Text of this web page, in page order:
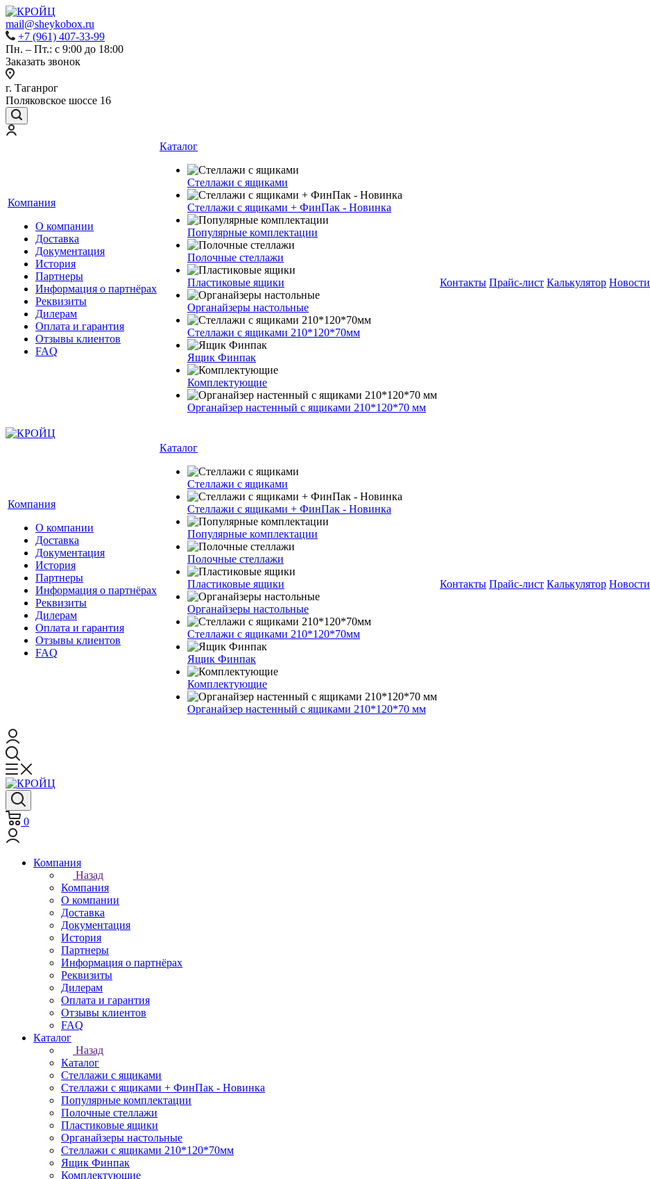
mail@sheykobox.ru
+7 (961) 407-33-99
Пн. – Пт.: с 9:00 до 18:00
Заказать звонок
г. Таганрог
Поляковское шоссе 16
Компания
О компании
Доставка
Документация
История
Партнеры
Информация о партнёрах
Реквизиты
Дилерам
Оплата и гарантия
Отзывы клиентов
FAQ
Каталог
Стеллажи с ящиками
Стеллажи с ящиками + ФинПак - Новинка
Популярные комплектации
Полочные стеллажи
Пластиковые ящики
Органайзеры настольные
Стеллажи с ящиками 210*120*70мм
Ящик Финпак
Комплектующие
Органайзер настенный с ящиками 210*120*70 мм
Контакты Прайс-лист Калькулятор Новости
Компания
О компании
Доставка
Документация
История
Партнеры
Информация о партнёрах
Реквизиты
Дилерам
Оплата и гарантия
Отзывы клиентов
FAQ
Каталог
Стеллажи с ящиками
Стеллажи с ящиками + ФинПак - Новинка
Популярные комплектации
Полочные стеллажи
Пластиковые ящики
Органайзеры настольные
Стеллажи с ящиками 210*120*70мм
Ящик Финпак
Комплектующие
Органайзер настенный с ящиками 210*120*70 мм
Контакты Прайс-лист Калькулятор Новости
0
Компания
Назад
Компания
О компании
Доставка
Документация
История
Партнеры
Информация о партнёрах
Реквизиты
Дилерам
Оплата и гарантия
Отзывы клиентов
FAQ
Каталог
Назад
Каталог
Стеллажи с ящиками
Стеллажи с ящиками + ФинПак - Новинка
Популярные комплектации
Полочные стеллажи
Пластиковые ящики
Органайзеры настольные
Стеллажи с ящиками 210*120*70мм
Ящик Финпак
Комплектующие